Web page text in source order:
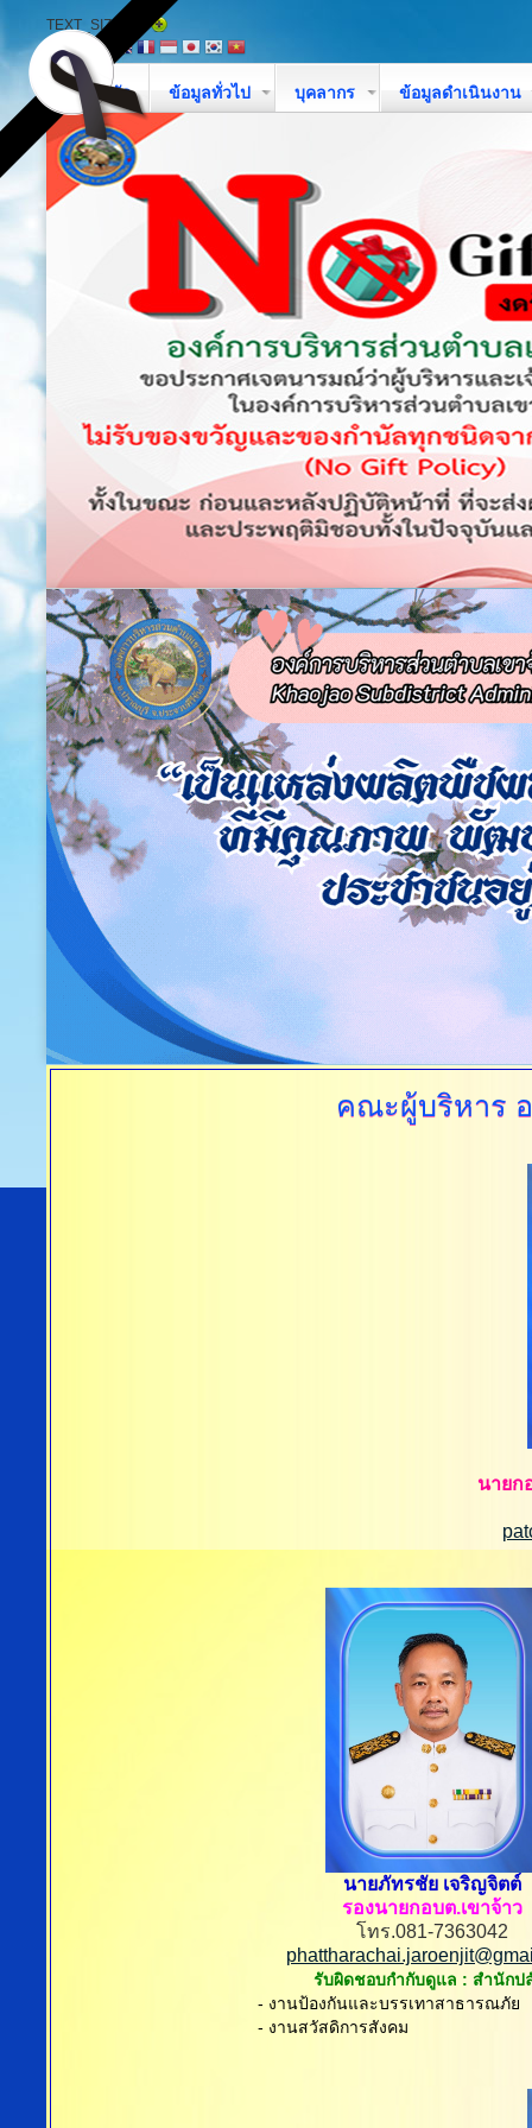
TEXT_SIZE
หน้าหลัก ข้อมูลทั่วไป บุคลากร ข้อมูลดำเนินงาน
คณะผู้บริหาร
นายก
นายภัทรชัย เจริญจิตต์
รองนายกอบต.เขาจ้าว
โทร.081-7363042
รับผิดชอบกำกับดูแล : สำนัก
- งานป้องกันและบรรเทาสาธารณภัย
- งานสวัสดิการสังคม